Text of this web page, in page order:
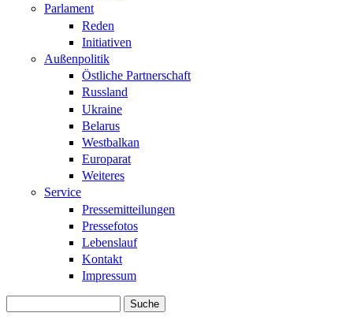
Parlament
Reden
Initiativen
Außenpolitik
Östliche Partnerschaft
Russland
Ukraine
Belarus
Westbalkan
Europarat
Weiteres
Service
Pressemitteilungen
Pressefotos
Lebenslauf
Kontakt
Impressum